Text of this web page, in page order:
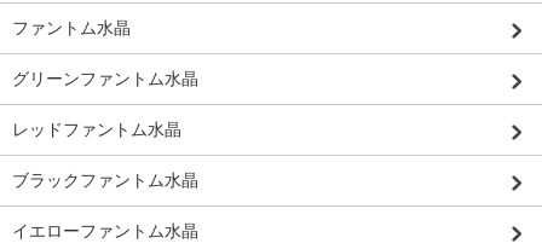
ファントム水晶
グリーンファントム水晶
レッドファントム水晶
ブラックファントム水晶
イエローファントム水晶